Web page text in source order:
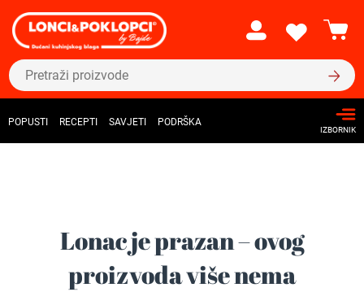
POPUSTI RECEPTI SAVJETI PODRŠKA
IZBORNIK
Lonac je prazan – ovog
proizvoda više nema